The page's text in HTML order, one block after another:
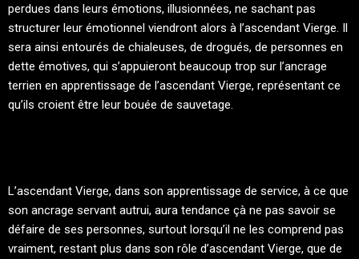
perdues dans leurs émotions, illusionnées, ne sachant pas
structurer leur émotionnel viendront alors à l’ascendant Vierge. Il
sera ainsi entourés de chialeuses, de drogués, de personnes en
dette émotives, qui s’appuieront beaucoup trop sur l’ancrage
terrien en apprentissage de l’ascendant Vierge, représentant ce
qu’ils croient être leur bouée de sauvetage.
L’ascendant Vierge, dans son apprentissage de service, à ce que
son ancrage servant autrui, aura tendance çà ne pas savoir se
défaire de ses personnes, surtout lorsqu’il ne les comprend pas
vraiment, restant plus dans son rôle d’ascendant Vierge, que de